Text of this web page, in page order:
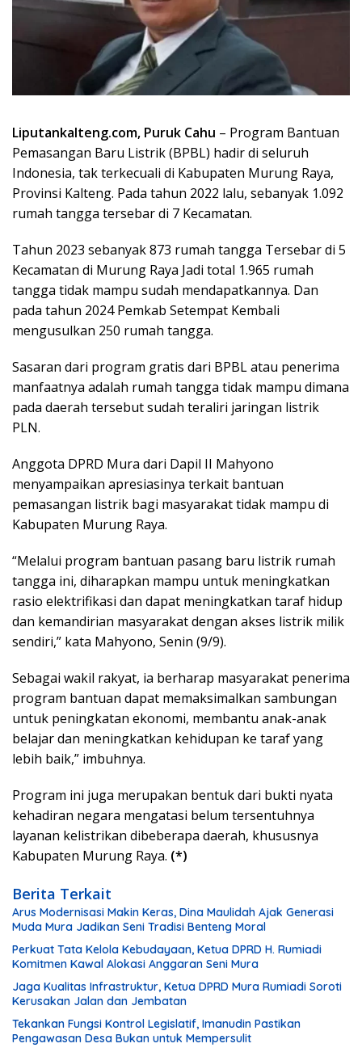
Liputankalteng.com, Puruk Cahu – Program Bantuan
Pemasangan Baru Listrik (BPBL) hadir di seluruh
Indonesia, tak terkecuali di Kabupaten Murung Raya,
Provinsi Kalteng. Pada tahun 2022 lalu, sebanyak 1.092
rumah tangga tersebar di 7 Kecamatan.
Tahun 2023 sebanyak 873 rumah tangga Tersebar di 5
Kecamatan di Murung Raya Jadi total 1.965 rumah
tangga tidak mampu sudah mendapatkannya. Dan
pada tahun 2024 Pemkab Setempat Kembali
mengusulkan 250 rumah tangga.
Sasaran dari program gratis dari BPBL atau penerima
manfaatnya adalah rumah tangga tidak mampu dimana
pada daerah tersebut sudah teraliri jaringan listrik
PLN.
Anggota DPRD Mura dari Dapil II Mahyono
menyampaikan apresiasinya terkait bantuan
pemasangan listrik bagi masyarakat tidak mampu di
Kabupaten Murung Raya.
“Melalui program bantuan pasang baru listrik rumah
tangga ini, diharapkan mampu untuk meningkatkan
rasio elektrifikasi dan dapat meningkatkan taraf hidup
dan kemandirian masyarakat dengan akses listrik milik
sendiri,” kata Mahyono, Senin (9/9).
Sebagai wakil rakyat, ia berharap masyarakat penerima
program bantuan dapat memaksimalkan sambungan
untuk peningkatan ekonomi, membantu anak-anak
belajar dan meningkatkan kehidupan ke taraf yang
lebih baik,” imbuhnya.
Program ini juga merupakan bentuk dari bukti nyata
kehadiran negara mengatasi belum tersentuhnya
layanan kelistrikan dibeberapa daerah, khususnya
Kabupaten Murung Raya. (*)
Berita Terkait
Arus Modernisasi Makin Keras, Dina Maulidah Ajak Generasi
Muda Mura Jadikan Seni Tradisi Benteng Moral
Perkuat Tata Kelola Kebudayaan, Ketua DPRD H. Rumiadi
Komitmen Kawal Alokasi Anggaran Seni Mura
Jaga Kualitas Infrastruktur, Ketua DPRD Mura Rumiadi Soroti
Kerusakan Jalan dan Jembatan
Tekankan Fungsi Kontrol Legislatif, Imanudin Pastikan
Pengawasan Desa Bukan untuk Mempersulit